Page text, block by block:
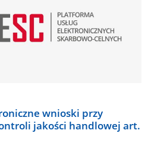
wnioski przy
jakości handlowej art.